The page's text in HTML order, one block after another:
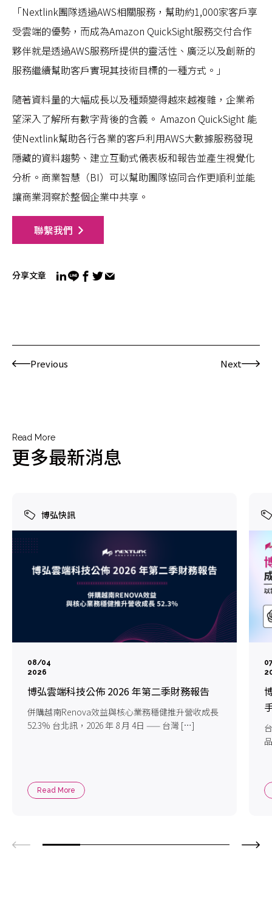
「Nextlink團隊透過AWS相關服務，幫助約1,000家客戶享
受雲端的優勢，而成為Amazon QuickSight服務交付合作
夥伴就是透過AWS服務所提供的靈活性、廣泛以及創新的
服務繼續幫助客戶實現其技術目標的一種方式。」
隨著資料量的大幅成長以及種類變得越來越複雜，企業希
望深入了解所有數字背後的含義。 Amazon QuickSight 能
使Nextlink幫助各行各業的客戶利用AWS大數據服務發現
隱藏的資料趨勢、建立互動式儀表板和報告並產生視覺化
分析。商業智慧（BI）可以幫助團隊協同合作更順利並能
讓商業洞察於整個企業中共享。
聯繫我們
分享文章
Previous Next
Read More
更多最新消息
博弘快訊
08/04
2026
博弘雲端科技公佈 2026 年第二季財務報告
併購越南Renova效益與核心業務穩健推升營收成長
52.3% 台北訊，2026 年 8 月 4日 —— 台灣 […]
Read More